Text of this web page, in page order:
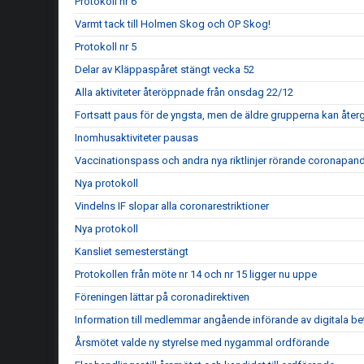
Varmt tack till Holmen Skog och OP Skog!
Protokoll nr 5
Delar av Kläppaspåret stängt vecka 52
Alla aktiviteter återöppnade från onsdag 22/12
Fortsatt paus för de yngsta, men de äldre grupperna kan
Inomhusaktiviteter pausas
Vaccinationspass och andra nya riktlinjer rörande
Nya protokoll
Vindelns IF slopar alla coronarestriktioner
Nya protokoll
Kansliet semesterstängt
Protokollen från möte nr 14 och nr 15 ligger nu uppe
Föreningen lättar på coronadirektiven
Information till medlemmar angående införande av digitala
Årsmötet valde ny styrelse med nygammal ordförande